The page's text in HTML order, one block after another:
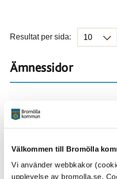
Välkommen till Bromölla
Vi använder webbkakor
upplevelse av bromolla.se.
Resultat per sida:
Ämnessidor
Hela webbplatsen